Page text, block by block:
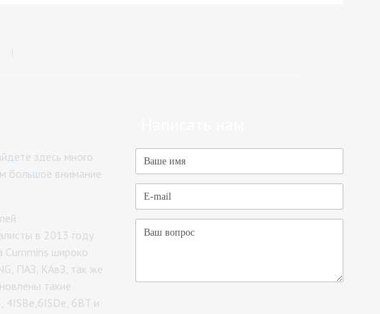
здесь много
большое внимание
в 2013 году
Cummins широко
ПАЗ, КАвЗ, так же
такие
4ISBe,6ISDe, 6BT и